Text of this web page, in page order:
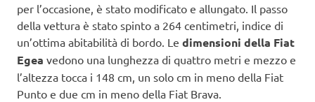
per l’occasione, è stato modificato e allungato. Il passo
della vettura è stato spinto a 264 centimetri, indice di
un’ottima abitabilità di bordo. Le dimensioni della Fiat
Egea vedono una lunghezza di quattro metri e mezzo e
l’altezza tocca i 148 cm, un solo cm in meno della Fiat
Punto e due cm in meno della Fiat Brava.